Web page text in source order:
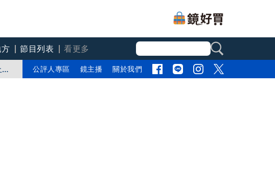
節目列表
看更多
公評人專區 鏡主播 關於我們